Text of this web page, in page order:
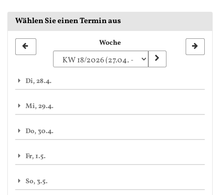
Wählen Sie einen Termin aus
zur
auswählen
Woche
Di, 28.4.
Mi, 29.4.
Do, 30.4.
Fr, 1.5.
So, 3.5.